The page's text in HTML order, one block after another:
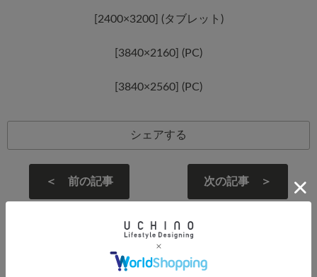
[2400×3200] (タブレット)
[3840×2160] (PC)
[3840×2560] (PC)
シェアする
＜ 前の記事 次の記事 ＞
一覧に戻る
ニュース